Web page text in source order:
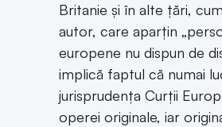
Britanie și în alte țări,
autor, care aparțin
europene nu dispun de
implică faptul că numai
jurisprudența Curții
operei originale, iar